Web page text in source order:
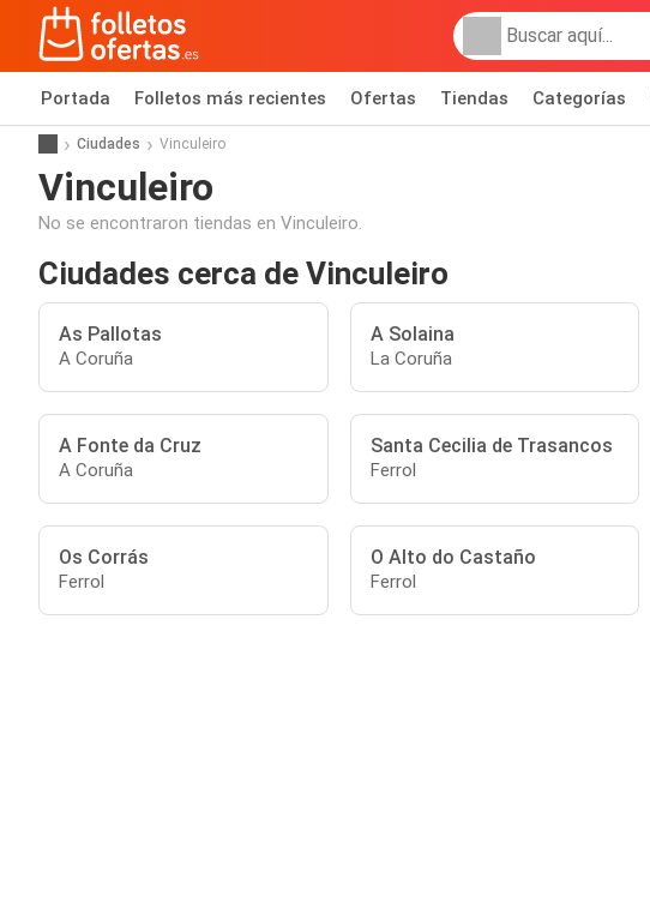
Portada Folletos más recientes Ofertas Tiendas Categorías
Ciudades Vinculeiro
Vinculeiro
No se encontraron tiendas en Vinculeiro.
Ciudades cerca de Vinculeiro
As Pallotas
A Coruña
A Solaina
La Coruña
A Fonte da Cruz
A Coruña
Santa Cecilia de Trasancos
Ferrol
Os Corrás
Ferrol
O Alto do Castaño
Ferrol